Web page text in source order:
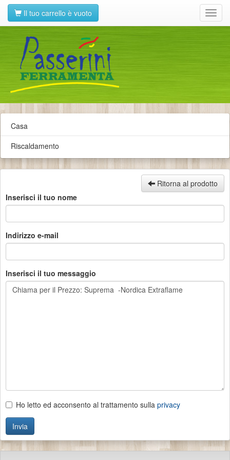
Il tuo carrello è vuoto
Casa
Riscaldamento
Ritorna al prodotto
Inserisci il tuo nome
Indirizzo e-mail
Inserisci il tuo messaggio
Ho letto ed acconsento al trattamento sulla privacy